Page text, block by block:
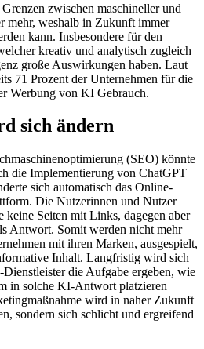
zwischen maschineller und
mehr, weshalb in Zukunft immer
kann. Insbesondere für den
kreativ und analytisch zugleich
große Auswirkungen haben. Laut
71 Prozent der Unternehmen für die
Werbung von KI Gebrauch.
sich ändern
(SEO) könnte
die Implementierung von ChatGPT
sich automatisch das Online-
Die Nutzerinnen und Nutzer
keine Seiten mit Links, dagegen aber
Antwort. Somit werden nicht mehr
mit ihren Marken, ausgespielt,
Inhalt. Langfristig wird sich
die Aufgabe ergeben, wie
in solche KI-Antwort platzieren
wird in naher Zukunft
sondern sich schlicht und ergreifend